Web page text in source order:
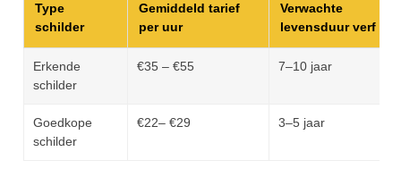
Type
schilder
Gemiddeld tarief
per uur
Verwachte
levensduur verf
Erkende
schilder
€35 – €55 7–10 jaar
Goedkope
schilder
€22– €29 3–5 jaar